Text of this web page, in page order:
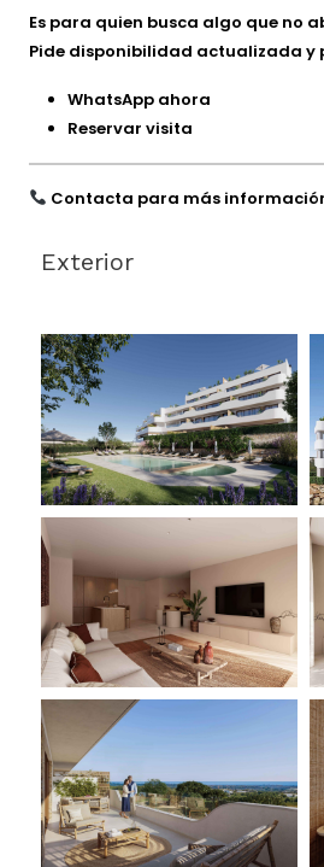
Es para quien busca algo que no
Pide disponibilidad actualizada y
WhatsApp ahora
Reservar visita
Contacta para más
Exterior